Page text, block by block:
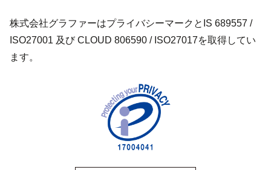
株式会社グラファーはプライバシーマークとIS 689557 /
ISO27001 及び CLOUD 806590 / ISO27017を取得してい
ます。